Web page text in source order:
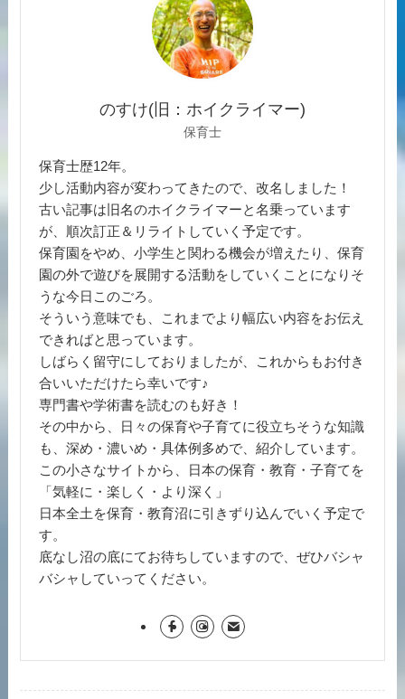
のすけ(旧：ホイクライマー)
保育士
保育士歴12年。
少し活動内容が変わってきたので、改名しました！
古い記事は旧名のホイクライマーと名乗っています
が、順次訂正＆リライトしていく予定です。
保育園をやめ、小学生と関わる機会が増えたり、保育
園の外で遊びを展開する活動をしていくことになりそ
うな今日このごろ。
そういう意味でも、これまでより幅広い内容をお伝え
できればと思っています。
しばらく留守にしておりましたが、これからもお付き
合いいただけたら幸いです♪
専門書や学術書を読むのも好き！
その中から、日々の保育や子育てに役立ちそうな知識
も、深め・濃いめ・具体例多めで、紹介しています。
この小さなサイトから、日本の保育・教育・子育てを
「気軽に・楽しく・より深く」
日本全土を保育・教育沼に引きずり込んでいく予定で
す。
底なし沼の底にてお待ちしていますので、ぜひバシャ
バシャしていってください。